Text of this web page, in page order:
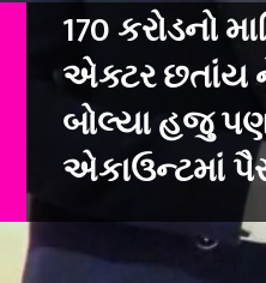
170 કરોડનો
એક્ટર છતાંય
બોલ્યા હજુ પણ